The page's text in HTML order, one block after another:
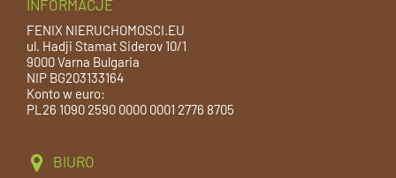
INFORMACJE
FENIX NIERUCHOMOSCI.EU
ul. Hadji Stamat Siderov 10/1
9000 Varna Bulgaria
NIP BG203133164
Konto w euro:
PL26 1090 2590 0000 0001 2776 8705
BIURO